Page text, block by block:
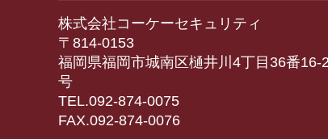
株式会社コーケーセキュリティ
〒814-0153
福岡県福岡市城南区樋井川4丁目36番16-
号
TEL.092-874-0075
FAX.092-874-0076